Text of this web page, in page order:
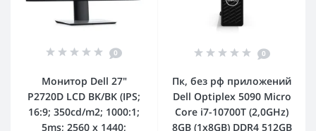
0
Монитор Dell 27"
P2720D LCD BK/BK (IPS;
16:9; 350cd/m2; 1000:1;
5ms; 2560 x 1440;
0
Пк, без рф приложений
Dell Optiplex 5090 Micro
Core i7-10700T (2,0GHz)
8GB (1x8GB) DDR4 512GB